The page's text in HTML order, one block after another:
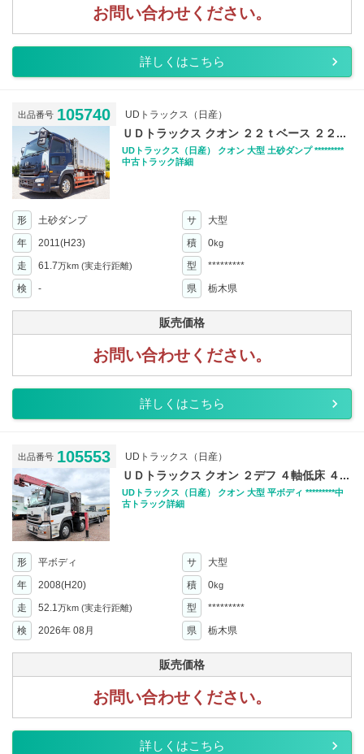
お問い合わせください。
詳しくはこちら
出品番号 105740 UDトラックス（日産）
ＵＤトラックス クオン ２２ｔベース ２２...
UDトラックス（日産） クオン 大型 土砂ダンプ *********
中古トラック詳細
形 土砂ダンプ サ
大型
年
2011(H23) 積 0kg
走 61.7万km (実走行距離) 型
*********
検
- 県 栃木県
販売価格
お問い合わせください。
詳しくはこちら
出品番号 105553 UDトラックス（日産）
ＵＤトラックス クオン ２デフ ４軸低床 ４...
UDトラックス（日産） クオン 大型 平ボディ *********中
古トラック詳細
形 平ボディ サ
大型
年
2008(H20) 積 0kg
走 52.1万km (実走行距離) 型
*********
検
2026年 08月 県 栃木県
販売価格
お問い合わせください。
詳しくはこちら